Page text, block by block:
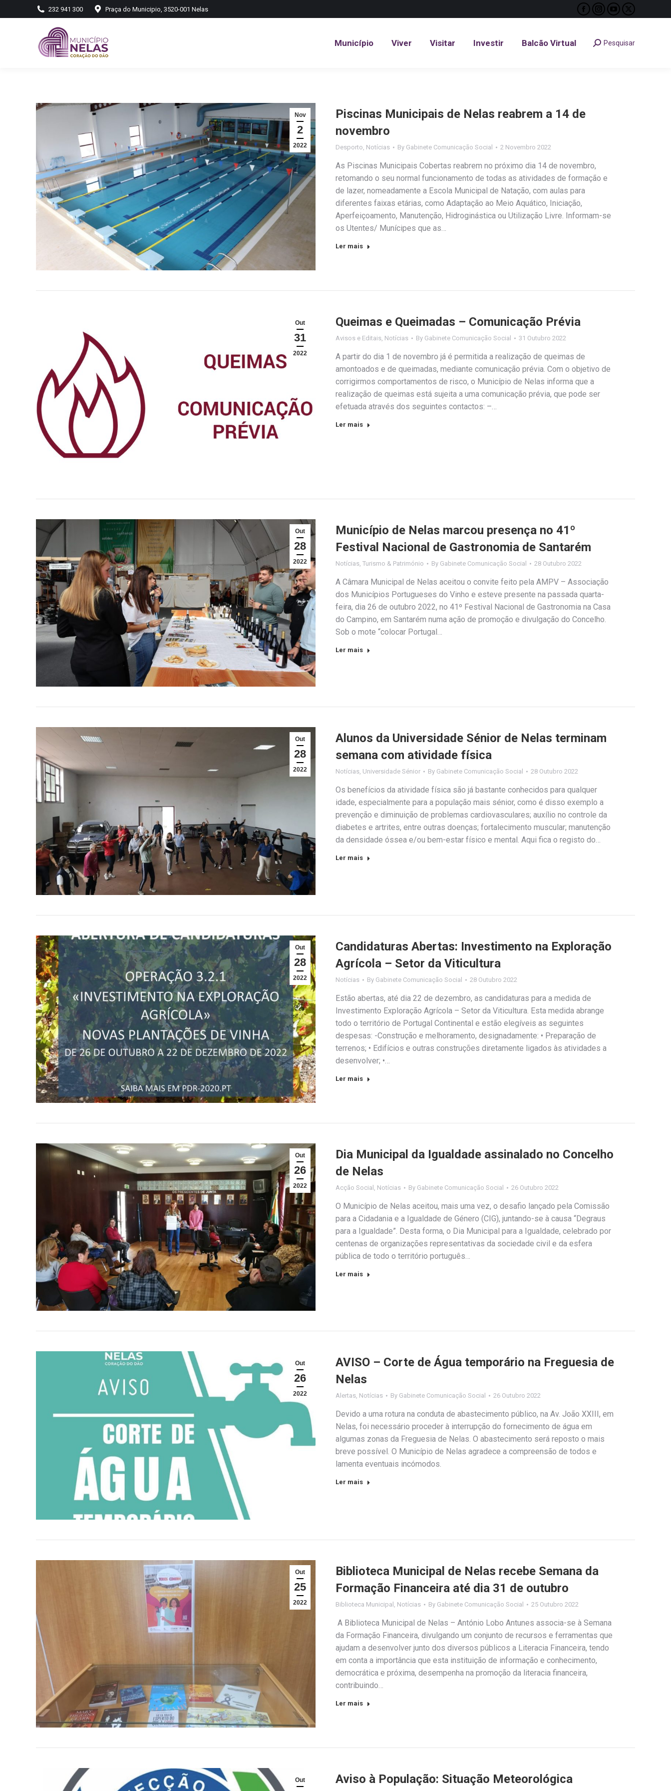
232 941 300 Praça do Municipio, 3520-001 Nelas
Facebook
opens
Instagram
opens
YouTube
opens
X
opens
Município Viver Visitar Investir Balcão Virtual Search:Pesquisar
Nov
2
2022
Piscinas Municipais de Nelas reabrem a 14 de
novembro
Desporto, Notícias By Gabinete Comunicação Social 2 Novembro 2022
As Piscinas Municipais Cobertas reabrem no próximo dia 14 de novembro,
retomando o seu normal funcionamento de todas as atividades de formação e
de lazer, nomeadamente a Escola Municipal de Natação, com aulas para
diferentes faixas etárias, como Adaptação ao Meio Aquático, Iniciação,
Aperfeiçoamento, Manutenção, Hidroginástica ou Utilização Livre. Informam-se
os Utentes/ Munícipes que as…
Ler mais
Out
31
2022
Queimas e Queimadas – Comunicação Prévia
Avisos e Editais, Notícias By Gabinete Comunicação Social 31 Outubro 2022
A partir do dia 1 de novembro já é permitida a realização de queimas de
amontoados e de queimadas, mediante comunicação prévia. Com o objetivo de
corrigirmos comportamentos de risco, o Município de Nelas informa que a
realização de queimas está sujeita a uma comunicação prévia, que pode ser
efetuada através dos seguintes contactos: –…
Ler mais
Out
28
2022
Município de Nelas marcou presença no 41º
Festival Nacional de Gastronomia de Santarém
Notícias Turismo & Património By Gabinete Comunicação Social 28 Outubro 2022
A Câmara Municipal de Nelas aceitou o convite feito pela AMPV – Associação
dos Municípios Portugueses do Vinho e esteve presente na passada quarta-
feira, dia 26 de outubro 2022, no 41º Festival Nacional de Gastronomia na Casa
do Campino, em Santarém numa ação de promoção e divulgação do Concelho.
Sob o mote “colocar Portugal…
Ler mais
Out
28
2022
Alunos da Universidade Sénior de Nelas terminam
semana com atividade física
Notícias, Universidade Sénior By Gabinete Comunicação Social 28 Outubro 2022
Os benefícios da atividade física são já bastante conhecidos para qualquer
idade, especialmente para a população mais sénior, como é disso exemplo a
prevenção e diminuição de problemas cardiovasculares; auxílio no controle da
diabetes e artrites, entre outras doenças; fortalecimento muscular; manutenção
da densidade óssea e/ou bem-estar físico e mental. Aqui fica o registo do…
Ler mais
Out
28
2022
Candidaturas Abertas: Investimento na Exploração
Agrícola – Setor da Viticultura
Notícias By Gabinete Comunicação Social 28 Outubro 2022
Estão abertas, até dia 22 de dezembro, as candidaturas para a medida de
Investimento Exploração Agrícola – Setor da Viticultura. Esta medida abrange
todo o território de Portugal Continental e estão elegíveis as seguintes
despesas: -Construção e melhoramento, designadamente: • Preparação de
terrenos; • Edifícios e outras construções diretamente ligados às atividades a
desenvolver; •…
Ler mais
Out
26
2022
Dia Municipal da Igualdade assinalado no Concelho
de Nelas
Acção Social , Notícias By Gabinete Comunicação Social 26 Outubro 2022
O Município de Nelas aceitou, mais uma vez, o desafio lançado pela Comissão
para a Cidadania e a Igualdade de Género (CIG), juntando-se à causa “Degraus
para a Igualdade”. Desta forma, o Dia Municipal para a Igualdade, celebrado por
centenas de organizações representativas da sociedade civil e da esfera
pública de todo o território português…
Ler mais
Out
26
2022
AVISO – Corte de Água temporário na Freguesia de
Nelas
Alertas, Notícias By Gabinete Comunicação Social 26 Outubro 2022
Devido a uma rotura na conduta de abastecimento público, na Av. João XXIII, em
Nelas, foi necessário proceder à interrupção do fornecimento de água em
algumas zonas da Freguesia de Nelas. O abastecimento será reposto o mais
breve possível. O Município de Nelas agradece a compreensão de todos e
lamenta eventuais incómodos.
Ler mais
Out
25
2022
Biblioteca Municipal de Nelas recebe Semana da
Formação Financeira até dia 31 de outubro
Biblioteca Municipal Notícias By Gabinete Comunicação Social 25 Outubro 2022
A Biblioteca Municipal de Nelas – António Lobo Antunes associa-se à Semana
da Formação Financeira, divulgando um conjunto de recursos e ferramentas que
ajudam a desenvolver junto dos diversos públicos a Literacia Financeira, tendo
em conta a importância que esta instituição de informação e conhecimento,
democrática e próxima, desempenha na promoção da literacia financeira,
contribuindo…
Ler mais
Out
Aviso à População: Situação Meteorológica
Município Viver Visitar Investir Balcão Virtual Search:
Pesquisar